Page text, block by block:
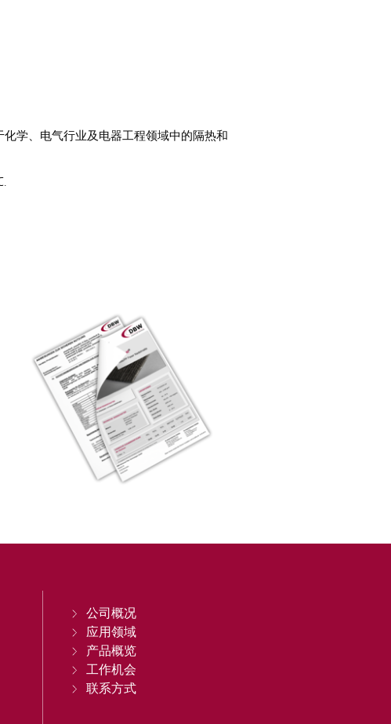
学、电气行业及电器工程领域中的隔热和
公司概况
应用领域
产品概览
工作机会
联系方式